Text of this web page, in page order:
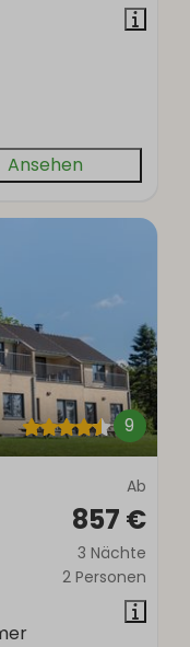
Ansehen
9
Ab
857 €
3 Nächte
2 Personen